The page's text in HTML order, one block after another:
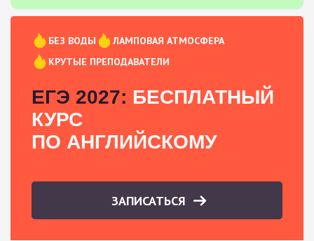
БЕЗ ВОДЫ
ЛАМПОВАЯ АТМОСФЕРА
КРУТЫЕ ПРЕПОДАВАТЕЛИ
ЕГЭ 2027: БЕСПЛАТНЫЙ
КУРС
ПО АНГЛИЙСКОМУ
ЗАПИСАТЬСЯ